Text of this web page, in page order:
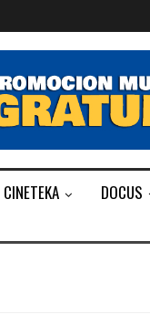
CINETEKA DOCUS